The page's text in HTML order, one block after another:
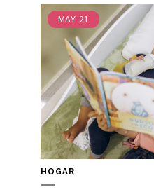
MAY 21
HOGAR